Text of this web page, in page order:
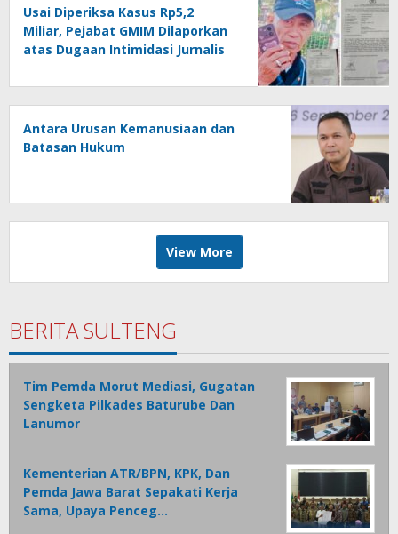
Usai Diperiksa Kasus Rp5,2
Miliar, Pejabat GMIM Dilaporkan
atas Dugaan Intimidasi Jurnalis
Antara Urusan Kemanusiaan dan
Batasan Hukum
View More
BERITA SULTENG
Tim Pemda Morut Mediasi, Gugatan
Sengketa Pilkades Baturube Dan
Lanumor
Kementerian ATR/BPN, KPK, Dan
Pemda Jawa Barat Sepakati Kerja
Sama, Upaya Penceg…